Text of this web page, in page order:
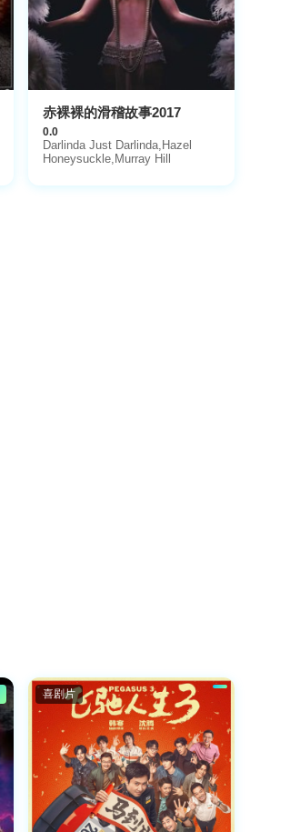
赤裸裸的滑稽故事2017
0.0
Darlinda Just Darlinda,Hazel
Honeysuckle,Murray Hill
喜剧片